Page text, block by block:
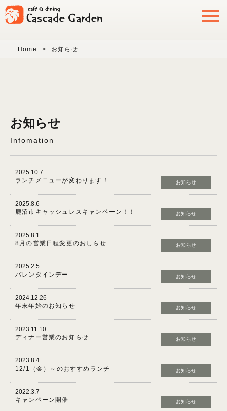
Home > お知らせ
お知らせ
Infomation
2025.10.7
ランチメニューが変わります！
お知らせ
2025.8.6
鹿沼市キャッシュレスキャンペーン！！
お知らせ
2025.8.1
8月の営業日程変更のおしらせ
お知らせ
2025.2.5
バレンタインデー
お知らせ
2024.12.26
年末年始のお知らせ
お知らせ
2023.11.10
ディナー営業のお知らせ
お知らせ
2023.8.4
12/1（金）～のおすすめランチ
お知らせ
2022.3.7
キャンペーン開催
お知らせ